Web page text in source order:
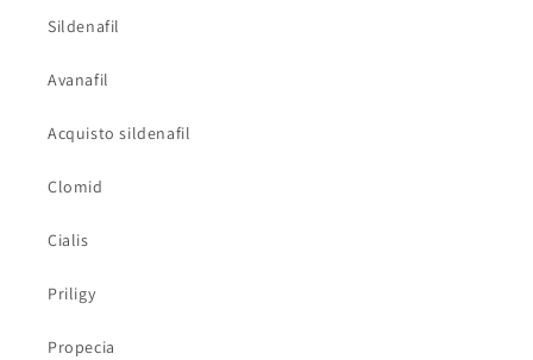
Sildenafil
Avanafil
Acquisto sildenafil
Clomid
Cialis
Priligy
Propecia